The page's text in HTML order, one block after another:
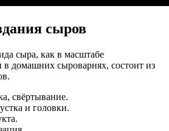
сыров
сыра, как в масштабе
домашних сыроварнях, состоит из
свёртывание.
и головки.